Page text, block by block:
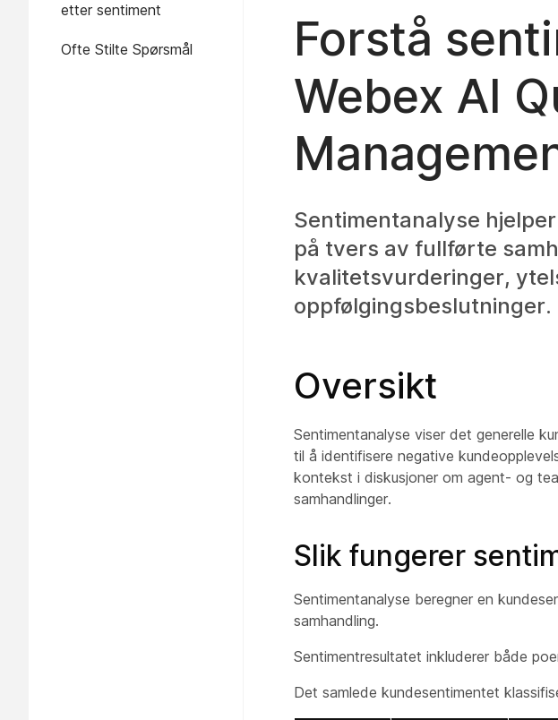
etter sentiment
Ofte Stilte Spørsmål
Forstå
Webex AI
Sentimentanalyse
på tvers av fullførte
kvalitetsvurderinger,
oppfølgingsbeslutninger.
Oversikt
Sentimentanalyse viser det generelle
til å identifisere negative
kontekst i diskusjoner om agent- og
samhandlinger.
Slik fungerer
Sentimentanalyse beregner en
samhandling.
Sentimentresultatet inkluderer både
Det samlede kundesentimentet